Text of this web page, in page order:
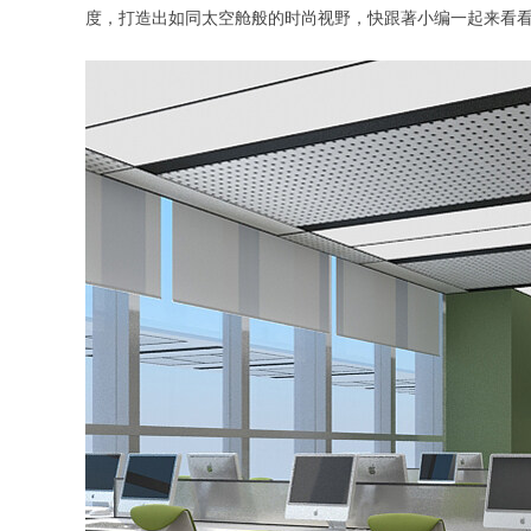
度，打造出如同太空舱般的时尚视野，快跟著小编一起来看